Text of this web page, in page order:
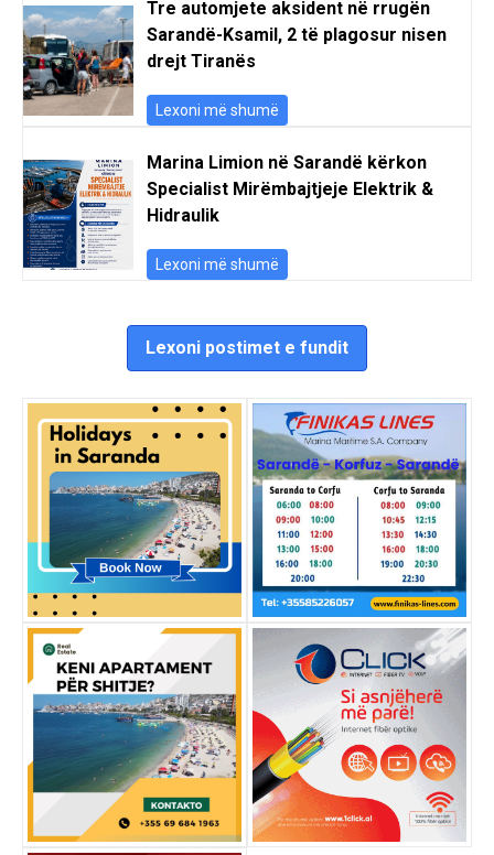
Tre automjete aksident në rrugën
Sarandë-Ksamil, 2 të plagosur nisen
drejt Tiranës
Lexoni më shumë
Marina Limion në Sarandë kërkon
Specialist Mirëmbajtjeje Elektrik &
Hidraulik
Lexoni më shumë
Lexoni postimet e fundit